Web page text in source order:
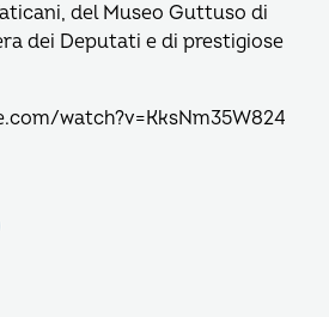
del Museo Guttuso di
dei Deputati e di prestigiose
watch?v=KksNm35W824